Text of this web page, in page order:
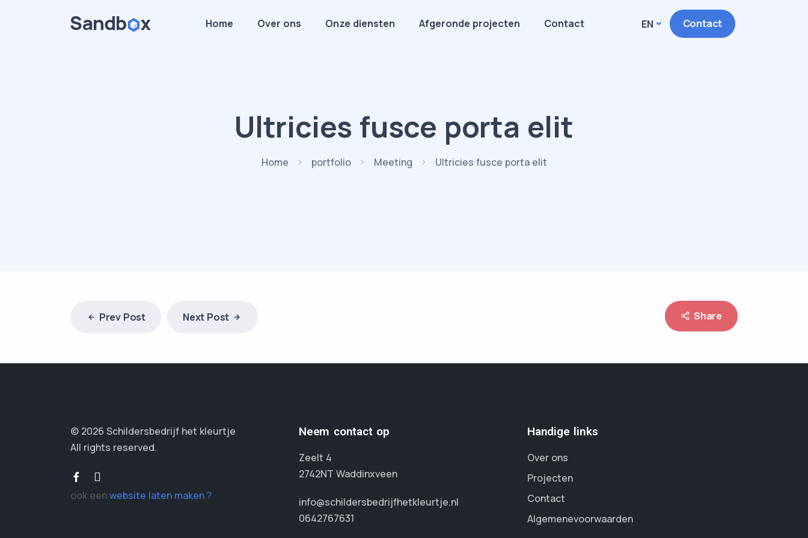
Home Over ons Onze diensten Afgeronde projecten Contact EN Contact
Ultricies fusce porta elit
Home portfolio Meeting Ultricies fusce porta elit
Prev Post Next Post Share
© 2026 Schildersbedrijf het kleurtje
All rights reserved.
ook eenwebsite laten maken ?
Neem contact op
Zeelt 4
2742NT Waddinxveen
info@schildersbedrijfhetkleurtje.nl
0642767631
Handige links
Over ons
Projecten
Contact
Algemenevoorwaarden